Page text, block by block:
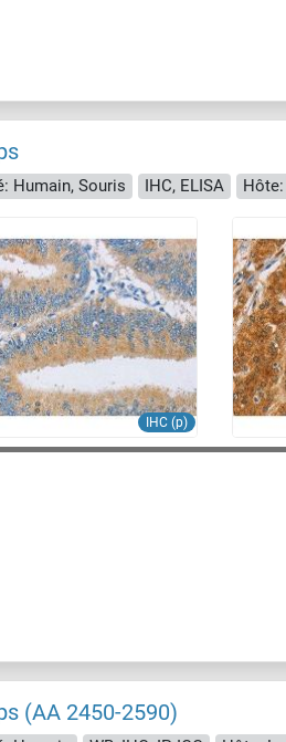
Humain, Souris IHC, ELISA
IHC (p)
(AA 2450-2590)